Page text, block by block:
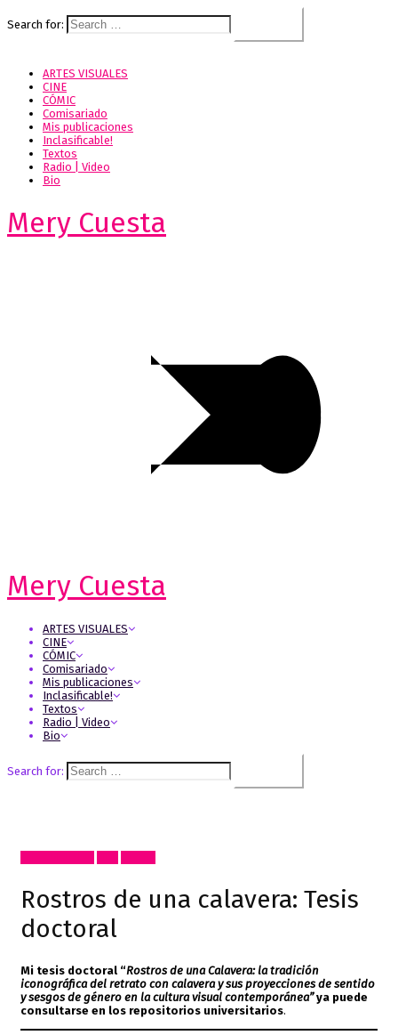
Search for:
ARTES VISUALES
CINE
CÓMIC
Comisariado
Mis publicaciones
Inclasificable!
Textos
Radio | Video
Bio
Mery Cuesta
Mery Cuesta
ARTES VISUALES
CINE
CÓMIC
Comisariado
Mis publicaciones
Inclasificable!
Textos
Radio | Video
Bio
Search for:
Rostros de una calavera: Tesis
doctoral
Mi tesis doctoral “Rostros de una Calavera: la tradición
iconográfica del retrato con calavera y sus proyecciones de sentido
y sesgos de género en la cultura visual contemporánea”ya puede
consultarse en los repositorios universitarios.